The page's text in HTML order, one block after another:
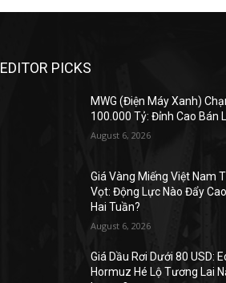
EDITOR PICKS
MWG (Điện Máy Xanh)
100.000 Tỷ: Đỉnh Cao Bán
August 6, 2026
Giá Vàng Miếng Việt Nam
Vọt: Động Lực Nào Đẩy
Hai Tuần?
August 6, 2026
Giá Dầu Rơi Dưới 80 USD:
Hormuz Hé Lộ Tương Lai